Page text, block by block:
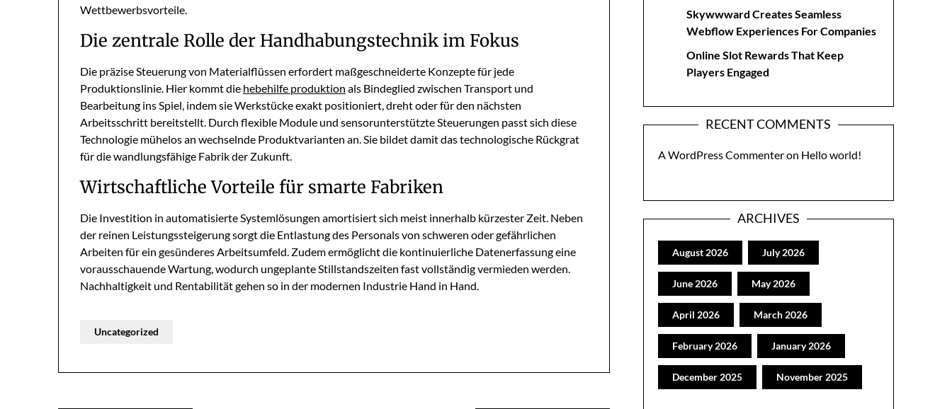
Wettbewerbsvorteile.
Die zentrale Rolle der Handhabungstechnik im Fokus
Die präzise Steuerung von Materialflüssen erfordert maßgeschneiderte Konzepte für jede
Produktionslinie. Hier kommt die hebehilfe produktion als Bindeglied zwischen Transport und
Bearbeitung ins Spiel, indem sie Werkstücke exakt positioniert, dreht oder für den nächsten
Arbeitsschritt bereitstellt. Durch flexible Module und sensorunterstützte Steuerungen passt sich diese
Technologie mühelos an wechselnde Produktvarianten an. Sie bildet damit das technologische Rückgrat
für die wandlungsfähige Fabrik der Zukunft.
Wirtschaftliche Vorteile für smarte Fabriken
Die Investition in automatisierte Systemlösungen amortisiert sich meist innerhalb kürzester Zeit. Neben
der reinen Leistungssteigerung sorgt die Entlastung des Personals von schweren oder gefährlichen
Arbeiten für ein gesünderes Arbeitsumfeld. Zudem ermöglicht die kontinuierliche Datenerfassung eine
vorausschauende Wartung, wodurch ungeplante Stillstandszeiten fast vollständig vermieden werden.
Nachhaltigkeit und Rentabilität gehen so in der modernen Industrie Hand in Hand.
Uncategorized
Skywwward Creates Seamless
Webflow Experiences For Companies
Online Slot Rewards That Keep
Players Engaged
RECENT COMMENTS
A WordPress Commenteron Hello world!
ARCHIVES
August 2026 July 2026
June 2026 May 2026
April 2026 March 2026
February 2026 January 2026
December 2025 November 2025